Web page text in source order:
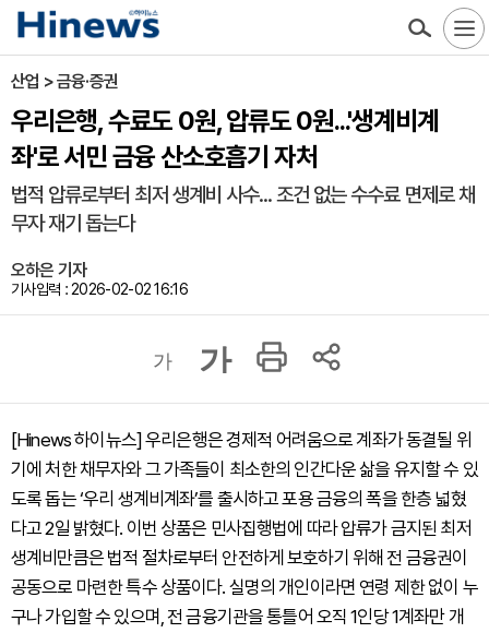
산업 > 금융·증권
우리은행, 수료도 0원, 압류도 0원...'생계비계
좌'로 서민 금융 산소호흡기 자처
법적 압류로부터 최저 생계비 사수... 조건 없는 수수료 면제로 채
무자 재기 돕는다
오하은 기자
기사입력 : 2026-02-02 16:16
가 가
[Hinews 하이뉴스] 우리은행은 경제적 어려움으로 계좌가 동결될 위
기에 처한 채무자와 그 가족들이 최소한의 인간다운 삶을 유지할 수 있
도록 돕는 ‘우리 생계비계좌’를 출시하고 포용 금융의 폭을 한층 넓혔
다고 2일 밝혔다. 이번 상품은 민사집행법에 따라 압류가 금지된 최저
생계비만큼은 법적 절차로부터 안전하게 보호하기 위해 전 금융권이
공동으로 마련한 특수 상품이다. 실명의 개인이라면 연령 제한 없이 누
구나 가입할 수 있으며, 전 금융기관을 통틀어 오직 1인당 1계좌만 개